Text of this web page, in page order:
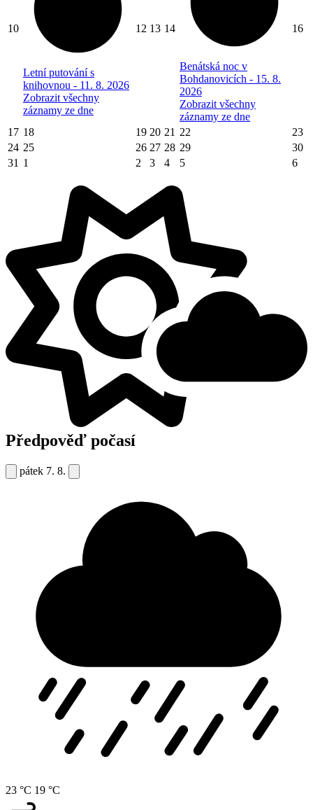
10
Letní putování s
knihovnou - 11. 8. 2026
Zobrazit všechny
záznamy ze dne
12 13 14
Benátská noc v
Bohdanovicích - 15. 8.
2026
Zobrazit všechny
záznamy ze dne
16
17 18 19 20 21 22
23
24 25 26 27 28 29
30
31 1 2 3 4 5 6
Předpověď počasí
pátek 7. 8.
23 °C 19 °C